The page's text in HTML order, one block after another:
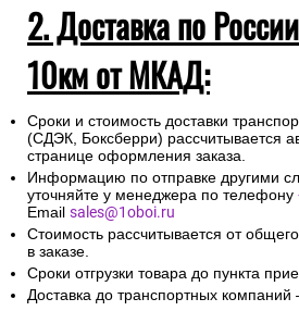
2. Доставка по
10км от МКАД:
Сроки и стоимость доставки
(СДЭК, Боксберри) рассчитывается
странице оформления заказа.
Информацию по отправке другими
уточняйте у менеджера по телефону
Email sales@1oboi.ru
Стоимость рассчитывается от
в заказе.
Сроки отгрузки товара до пункта
Доставка до транспортных